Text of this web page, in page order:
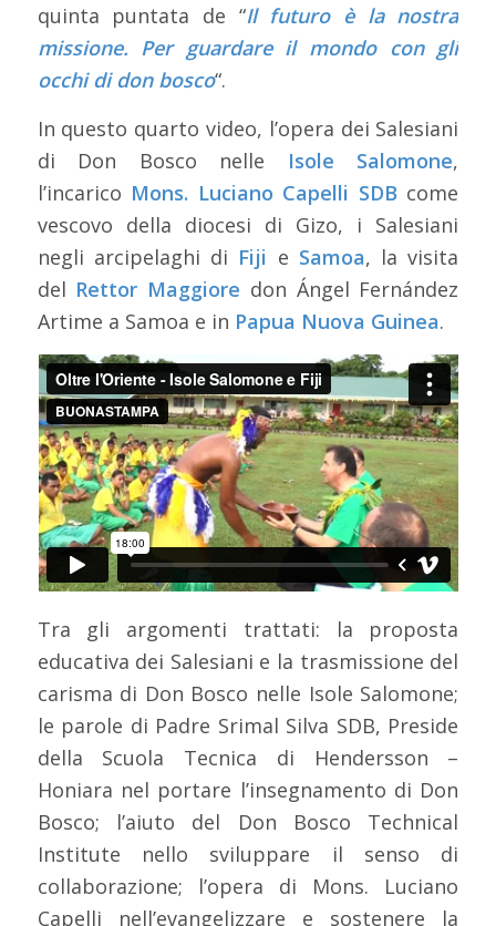
quinta puntata de “Il futuro è la nostra
missione. Per guardare il mondo con gli
occhi di don bosco“.
In questo quarto video, l’opera dei Salesiani
di Don Bosco nelle Isole Salomone,
l’incarico Mons. Luciano Capelli SDB come
vescovo della diocesi di Gizo, i Salesiani
negli arcipelaghi di Fiji e Samoa, la visita
del Rettor Maggiore don Ángel Fernández
Artime a Samoa e in Papua Nuova Guinea.
Tra gli argomenti trattati: la proposta
educativa dei Salesiani e la trasmissione del
carisma di Don Bosco nelle Isole Salomone;
le parole di Padre Srimal Silva SDB, Preside
della Scuola Tecnica di Hendersson –
Honiara nel portare l’insegnamento di Don
Bosco; l’aiuto del Don Bosco Technical
Institute nello sviluppare il senso di
collaborazione; l’opera di Mons. Luciano
Capelli nell’evangelizzare e sostenere la